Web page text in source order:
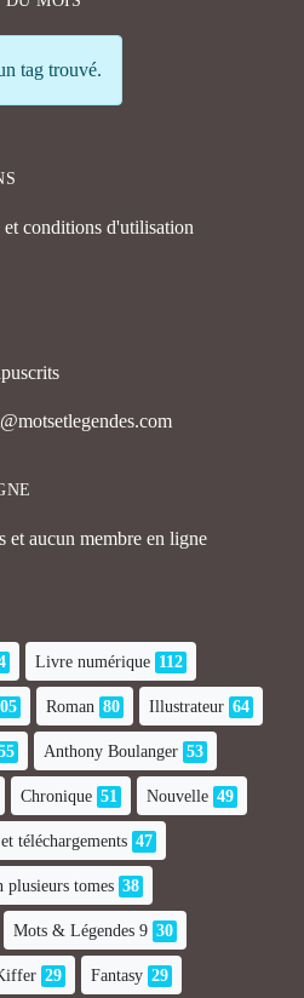
tag trouvé.
conditions d'utilisation
et aucun membre en ligne
Livre numérique 112
Roman 80 Illustrateur 64
Anthony Boulanger 53
Chronique 51 Nouvelle 49
téléchargements 47
plusieurs tomes 38
Mots & Légendes 9 30
29 Fantasy 29